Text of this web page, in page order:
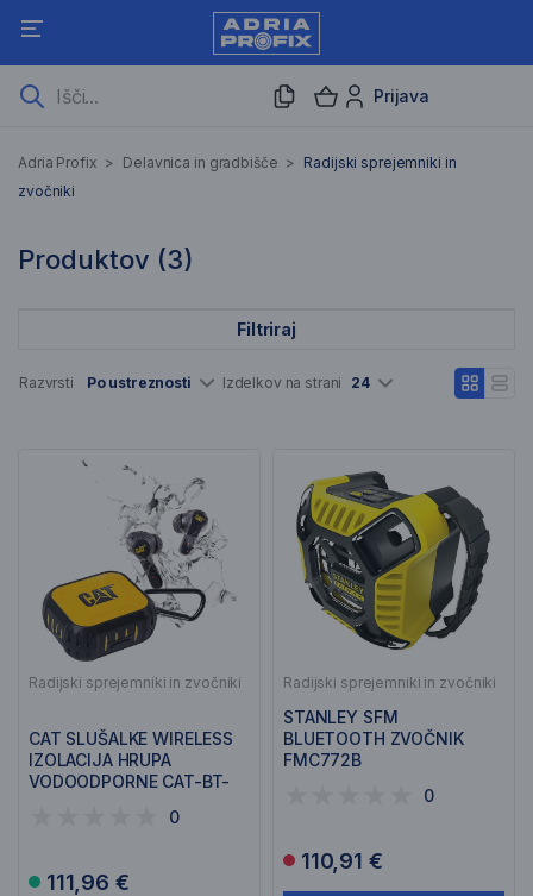
Prijava
Radijski sprejemniki in
Adria Profix > Delavnica in gradbišče > Radijski sprejemniki in
zvočniki
Produktov (3)
3 Rezultati iskanja
Filtriraj
Seznam artiklov
Razvrsti Po ustreznosti Izdelkov na strani 24
Radijski sprejemniki in zvočniki
CAT SLUŠALKE WIRELESS
IZOLACIJA HRUPA
VODOODPORNE CAT-BT-
0
111,96 €
Radijski sprejemniki in zvočniki
STANLEY SFM
BLUETOOTH ZVOČNIK
FMC772B
0
110,91 €